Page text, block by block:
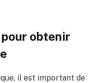
pour obtenir
il est important de